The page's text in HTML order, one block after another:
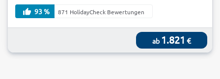
93 %
871 HolidayCheck Bewertungen
ab 1.821 €